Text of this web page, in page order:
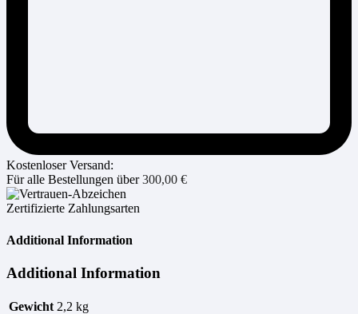
Kostenloser Versand:
Für alle Bestellungen über300,00 €
Zertifizierte Zahlungsarten
Additional Information
Additional Information
Gewicht 2,2 kg